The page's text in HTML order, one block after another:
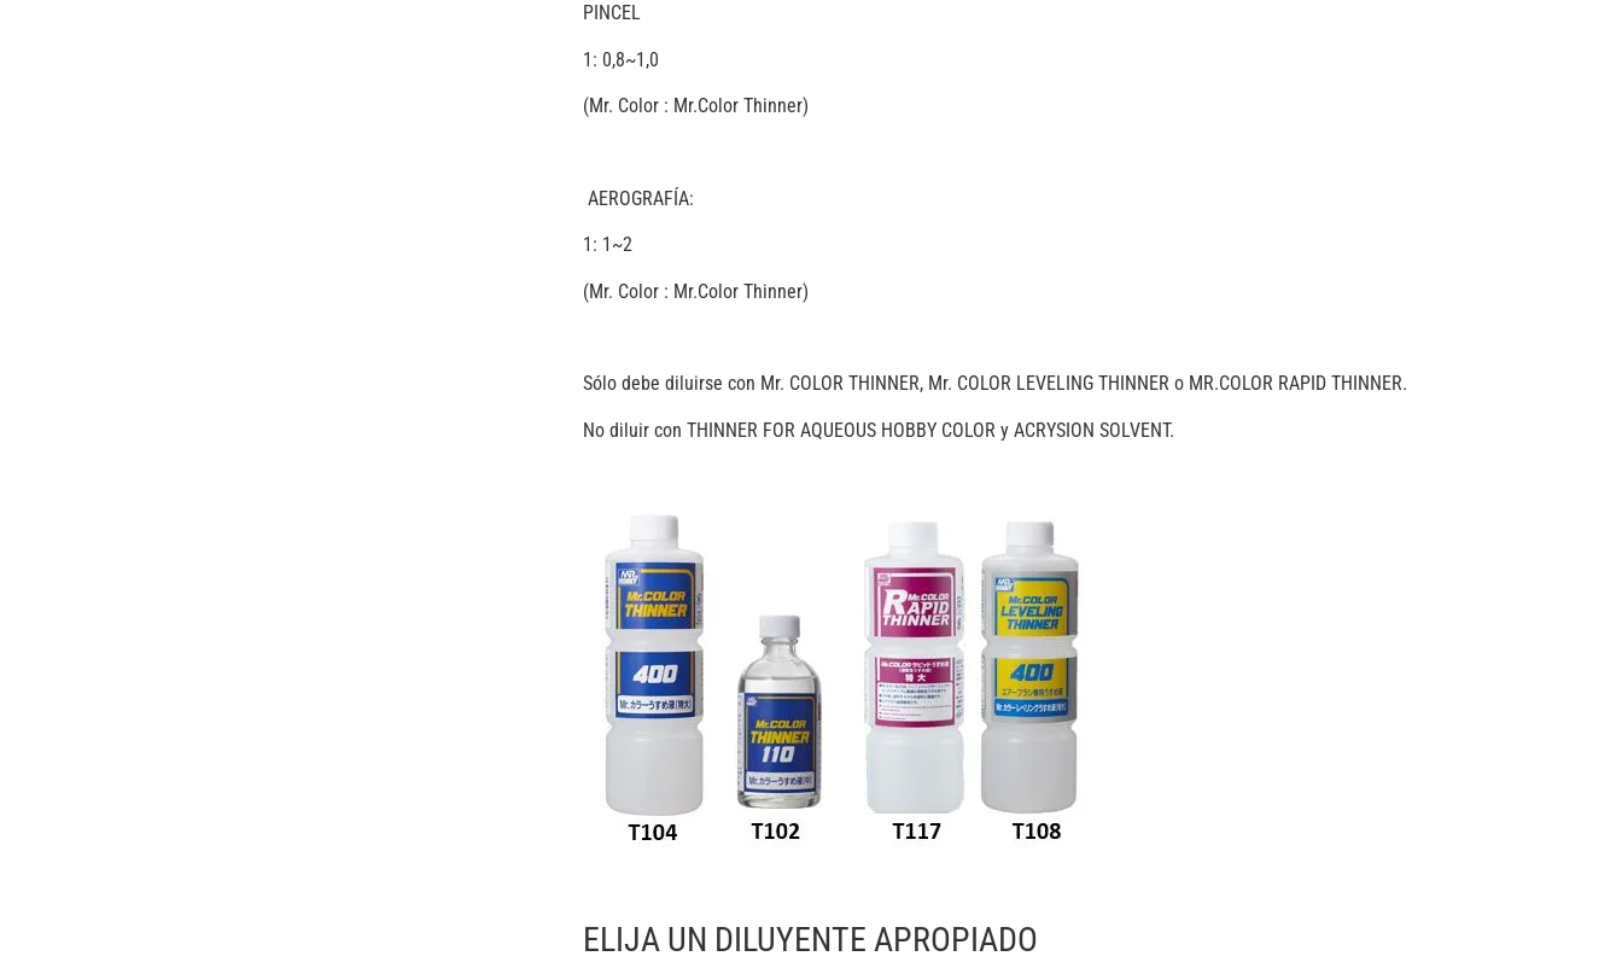
PINCEL
1: 0,8~1,0
(Mr. Color : Mr.Color Thinner)
AEROGRAFÍA:
1: 1~2
(Mr. Color : Mr.Color Thinner)
Sólo debe diluirse con Mr. COLOR THINNER, Mr. COLOR LEVELING THINNER o MR.COLOR RAPID THINNER.
No diluir con THINNER FOR AQUEOUS HOBBY COLOR y ACRYSION SOLVENT.
ELIJA UN DILUYENTE APROPIADO